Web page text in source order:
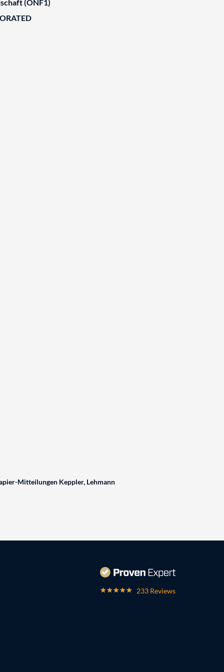
(ONF1)
Mitteilungen Keppler, Lehmann
233 Reviews